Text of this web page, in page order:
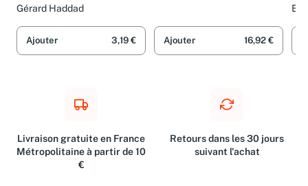
Gérard Haddad
Ajouter 3,19 € Ajouter 16,92 €
Livraison gratuite en France
Métropolitaine à partir de 10
€
Retours dans les 30 jours
suivant l'achat